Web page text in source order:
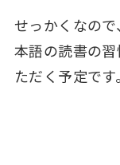
せっかくなの
本語の読書の
ただく予定です。